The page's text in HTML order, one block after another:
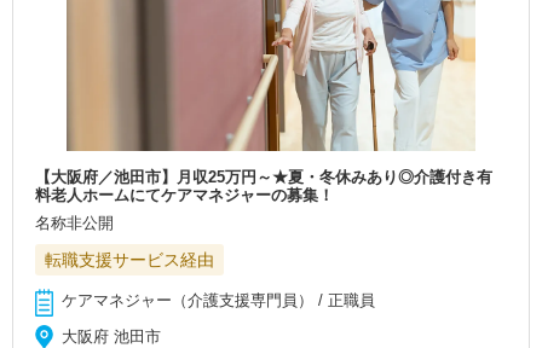
【大阪府／池田市】月収25万円～★夏・冬休みあり◎介護付き有
料老人ホームにてケアマネジャーの募集！
名称非公開
転職支援サービス経由
ケアマネジャー（介護支援専門員） / 正職員
大阪府 池田市